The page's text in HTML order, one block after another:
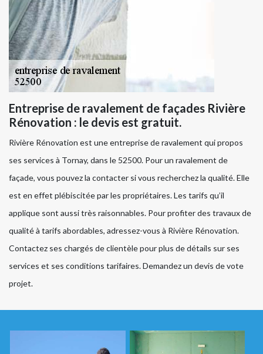
Entreprise de ravalement de façades Rivière
Rénovation : le devis est gratuit.
Rivière Rénovation est une entreprise de ravalement qui propos
ses services à Tornay, dans le 52500. Pour un ravalement de
façade, vous pouvez la contacter si vous recherchez la qualité. Elle
est en effet plébiscitée par les propriétaires. Les tarifs qu’il
applique sont aussi très raisonnables. Pour profiter des travaux de
qualité à tarifs abordables, adressez-vous à Rivière Rénovation.
Contactez ses chargés de clientèle pour plus de détails sur ses
services et ses conditions tarifaires. Demandez un devis de vote
projet.